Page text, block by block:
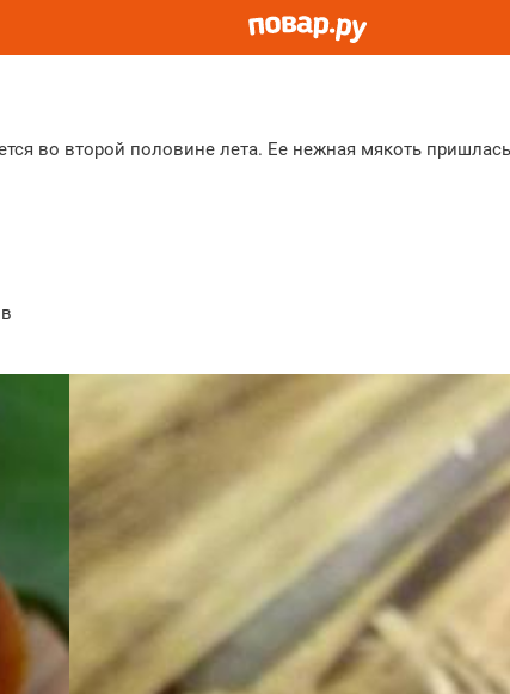
во второй половине лета. Ее нежная мякоть